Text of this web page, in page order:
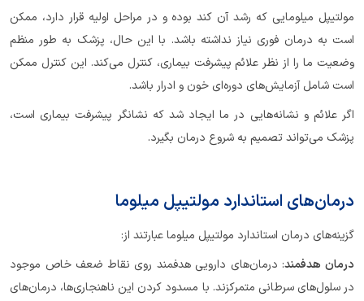
مولتیپل میلومایی که رشد آن کند بوده و در مراحل اولیه قرار دارد، ممکن
است به درمان فوری نیاز نداشته باشد. با این حال، پزشک به طور منظم
وضعیت ما را از نظر علائم پیشرفت بیماری، کنترل می‌کند. این کنترل ممکن
است شامل آزمایش‌های دوره‌ای خون و ادرار باشد.
اگر علائم و نشانه‌هایی در ما ایجاد شد که نشانگر پیشرفت بیماری است،
پزشک می‌تواند تصمیم به شروع درمان بگیرد.
درمان‌های استاندارد مولتیپل میلوما
گزینه‌های درمان استاندارد مولتیپل میلوما عبارتند از:
درمان هدفمند: درمان‌های دارویی هدفمند روی نقاط ضعف خاص موجود
در سلول‌های سرطانی متمرکزند. با مسدود کردن این ناهنجاری‌ها، درمان‌های